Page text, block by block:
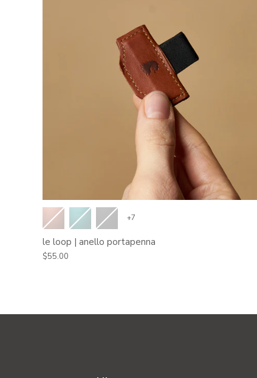
+7
le loop | anello portapenna
$55.00